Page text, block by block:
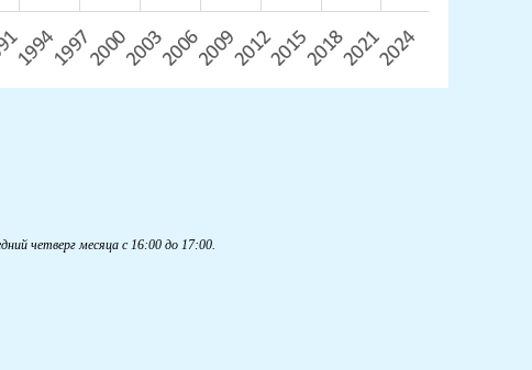
четверг месяца с 16:00 до 17:00.